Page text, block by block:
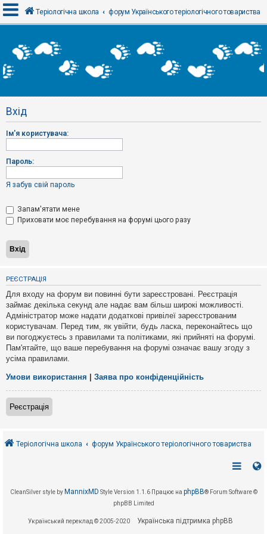
х
і
Р
є
т
р
а
і
Т
м
и
б
з
в
і
д
п
о
в
і
д
е
й
А
к
т
и
і
Теріологічна школа форум Українського теріологічного товариства
Вхід
Ім'я користувача:
Пароль:
Я забув свій пароль
Запам'ятати мене
Приховати моє перебування на форумі цього разу
РЕЄСТРАЦІЯ
Для входу на форум ви повинні бути зареєстровані. Реєстрація
займає декілька секунд але надає вам більш широкі можливості.
Адміністратор може надати додаткові привілеї зареєстрованим
користувачам. Перед тим, як увійти, будь ласка, переконайтесь що
ви погоджуєтесь з правилами та політиками, які прийняті на форумі.
Пам'ятайте, що ваше перебування на форумі означає вашу згоду з
усіма правилами.
Умови використання Заява про конфіденційність
Реєстрація
Теріологічна школа форум Українського теріологічного товариства
CleanSilver style by MannixMD Style Version 1.1.6 Працює на phpBB® Forum Software ©
phpBB Limited
Український переклад © 2005-2020 Українська підтримка phpBB